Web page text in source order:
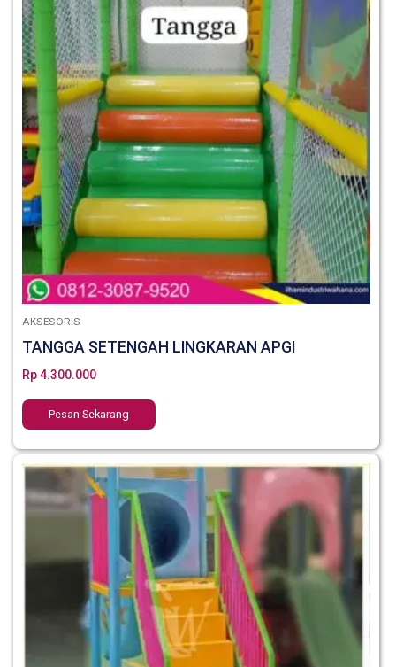
AKSESORIS
TANGGA SETENGAH LINGKARAN APGI
Rp4.300.000
Pesan Sekarang